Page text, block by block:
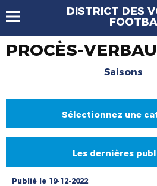
DISTRICT DES
PROCÈS-
Saisons
Sélectionnez une
Les dernières
Publié le 19-12-2022